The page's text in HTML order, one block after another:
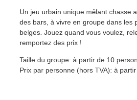
Un jeu urbain unique mêlant chasse
des bars, à vivre en groupe dans les
belges. Jouez quand vous voulez,
remportez des prix !
Taille du groupe: à partir de 10
Prix par personne (hors TVA): à